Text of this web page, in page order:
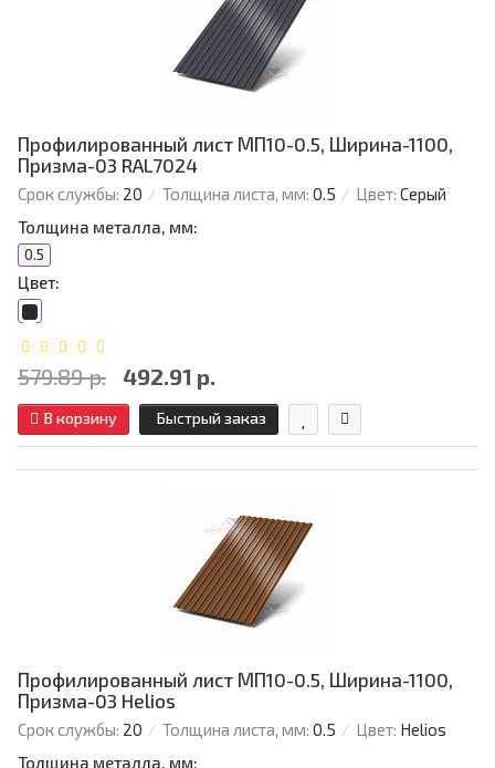
Профилированный лист МП10-0.5, Ширина-1100,
Призма-03 RAL7024
Срок службы: 20 Толщина листа, мм: 0.5 Цвет: Серый
Толщина металла, мм:
0.5
Цвет:
579.89 р. 492.91 р.
В корзину Быстрый заказ
Профилированный лист МП10-0.5, Ширина-1100,
Призма-03 Helios
Срок службы: 20 Толщина листа, мм: 0.5 Цвет: Helios
Толщина металла, мм: